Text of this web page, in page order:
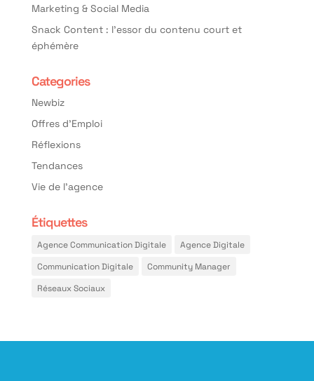
Marketing & Social Media
Snack Content : l’essor du contenu court et
éphémère
Categories
Newbiz
Offres d'Emploi
Réflexions
Tendances
Vie de l'agence
Étiquettes
Agence Communication Digitale
Agence Digitale
Communication Digitale
Community Manager
Réseaux Sociaux